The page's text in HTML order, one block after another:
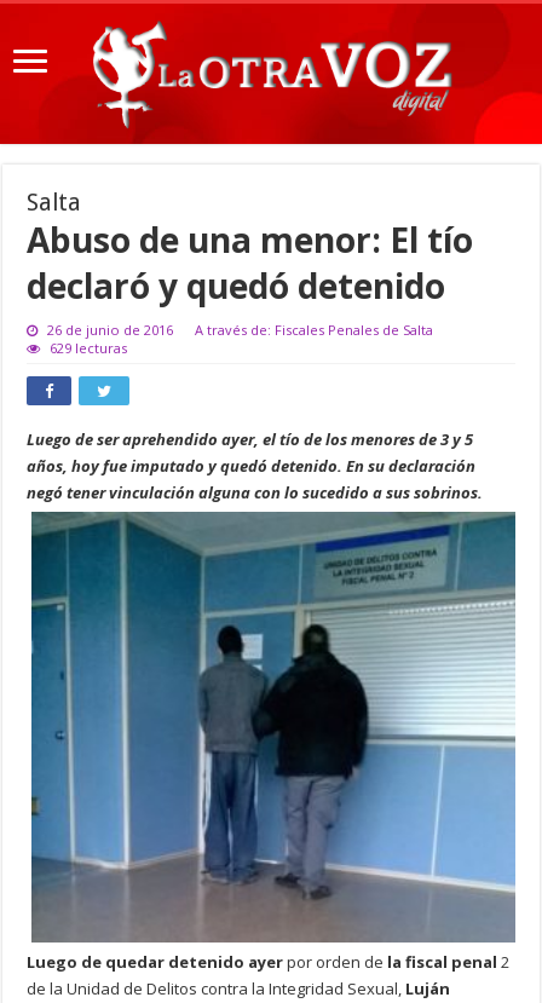
Salta
Abuso de una menor: El tío
declaró y quedó detenido
26 de junio de 2016
A través de: Fiscales Penales de Salta
629 lecturas
Luego de ser aprehendido ayer, el tío de los menores de 3 y 5
años, hoy fue imputado y quedó detenido. En su declaración
negó tener vinculación alguna con lo sucedido a sus sobrinos.
Luego de quedar detenido ayerpor orden de la fiscal penal 2
de la Unidad de Delitos contra la Integridad Sexual, Luján